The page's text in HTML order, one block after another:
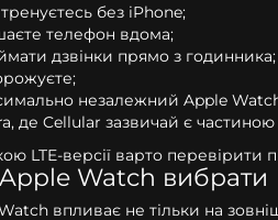
тренуєтесь без iPhone;
телефон вдома;
дзвінки прямо з годинника;
незалежний Apple
де Cellular зазвичай є частиною
LTE-версії варто перевірити
Watch вибрати
впливає не тільки на